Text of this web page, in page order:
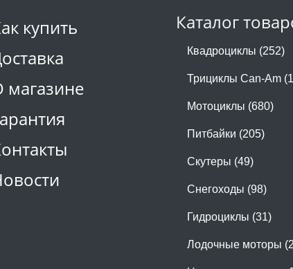
купить
магазине
Каталог
Квадроциклы (252)
Трициклы Can-Am
Мотоциклы (680)
Питбайки (205)
Скутеры (49)
Снегоходы (98)
Гидроциклы (31)
Лодочные моторы